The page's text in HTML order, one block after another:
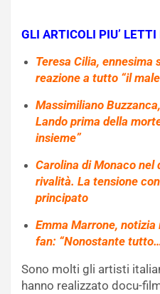
GLI ARTICOLI PIU’ LETTI
Teresa Cilia, ennesima
reazione a tutto “il
Massimiliano
Lando prima della
insieme”
Carolina di Monaco nel
rivalità. La tensione
principato
Emma Marrone,
fan: “Nonostante
Sono molti gli artisti
hanno realizzato docu-